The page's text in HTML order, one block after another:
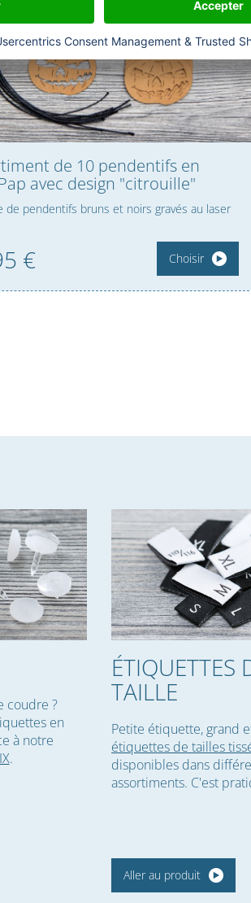
de 10 pendentifs en
avec design "citrouille"
de pendentifs bruns et noirs gravés au laser
€ Choisir
coudre ?
en
à notre
.
ÉTIQUETTES
TAILLE
Petite étiquette, grand
étiquettes de tailles
disponibles dans
assortiments. C'est
Aller au produit